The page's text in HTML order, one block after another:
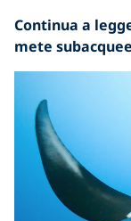
Continua a
mete